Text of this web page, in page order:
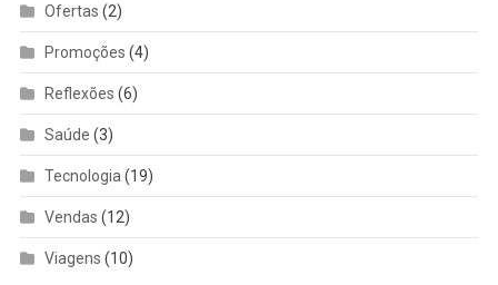
Ofertas (2)
Promoções (4)
Reflexões (6)
Saúde (3)
Tecnologia (19)
Vendas (12)
Viagens (10)